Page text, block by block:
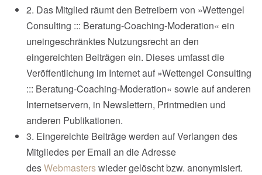
2. Das Mitglied räumt den Betreibern von »Wettengel
Consulting ::: Beratung-Coaching-Moderation« ein
uneingeschränktes Nutzungsrecht an den
eingereichten Beiträgen ein. Dieses umfasst die
Veröffentlichung im Internet auf »Wettengel Consulting
::: Beratung-Coaching-Moderation« sowie auf anderen
Internetservern, in Newslettern, Printmedien und
anderen Publikationen.
3. Eingereichte Beiträge werden auf Verlangen des
Mitgliedes per Email an die Adresse
desWebmasterswieder gelöscht bzw. anonymisiert.